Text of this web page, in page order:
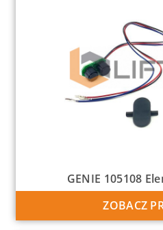
GENIE 105108
ZOBACZ